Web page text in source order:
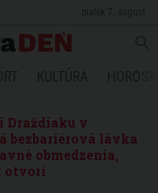
Draždiaku v
bezbariérová lávka
obmedzenia,
otvorí